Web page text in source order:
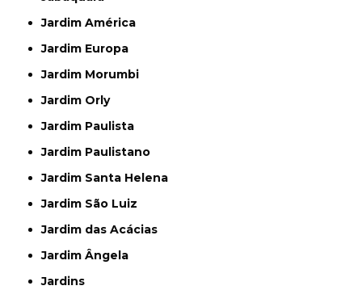
Jardim América
Jardim Europa
Jardim Morumbi
Jardim Orly
Jardim Paulista
Jardim Paulistano
Jardim Santa Helena
Jardim São Luiz
Jardim das Acácias
Jardim Ângela
Jardins